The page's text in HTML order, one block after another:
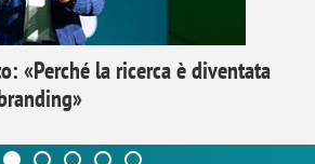
«Perché la ricerca è diventata